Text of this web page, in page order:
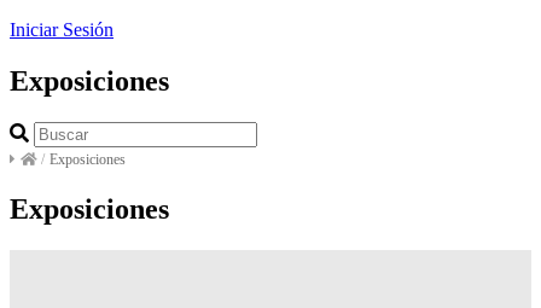
Iniciar Sesión
Exposiciones
/ Exposiciones
Exposiciones